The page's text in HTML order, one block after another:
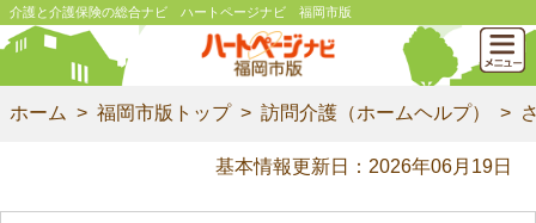
介護と介護保険の総合ナビ ハートページナビ 福岡市版
ホーム 福岡市版トップ 訪問介護（ホームヘルプ）
基本情報更新日：2026年06月19日